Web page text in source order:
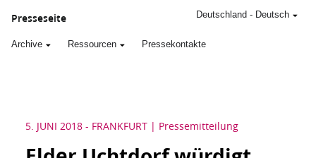
Presseseite
Archive Ressourcen Pressekontakte
Deutschland - Deutsch
5. JUNI 2018 - FRANKFURT Pressemitteilung